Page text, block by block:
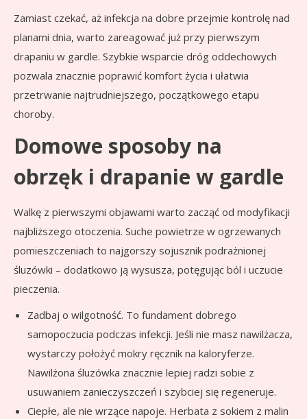
Zamiast czekać, aż infekcja na dobre przejmie kontrolę nad
planami dnia, warto zareagować już przy pierwszym
drapaniu w gardle. Szybkie wsparcie dróg oddechowych
pozwala znacznie poprawić komfort życia i ułatwia
przetrwanie najtrudniejszego, początkowego etapu
choroby.
Domowe sposoby na
obrzęk i drapanie w gardle
Walkę z pierwszymi objawami warto zacząć od modyfikacji
najbliższego otoczenia. Suche powietrze w ogrzewanych
pomieszczeniach to najgorszy sojusznik podrażnionej
śluzówki – dodatkowo ją wysusza, potęgując ból i uczucie
pieczenia.
Zadbaj o wilgotność. To fundament dobrego
samopoczucia podczas infekcji. Jeśli nie masz nawilżacza,
wystarczy położyć mokry ręcznik na kaloryferze.
Nawilżona śluzówka znacznie lepiej radzi sobie z
usuwaniem zanieczyszczeń i szybciej się regeneruje.
Ciepłe, ale nie wrzące napoje. Herbata z sokiem z malin